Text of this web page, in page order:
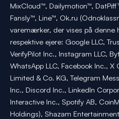
MixCloud™, Dailymotion™,
Fansly™, Line™, Ok.ru
varemærker, der vises på denne
respektive ejere: Google LLC,
VerifyPilot Inc., Instagram LLC,
WhatsApp LLC, Facebook Inc.,
Limited & Co. KG, Telegram
Inc., Discord Inc., LinkedIn
Interactive Inc., Spotify AB,
Holdings), Shazam